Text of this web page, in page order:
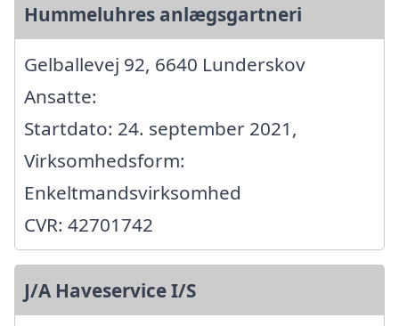
Hummeluhres anlægsgartneri
Gelballevej 92, 6640 Lunderskov
Ansatte:
Startdato: 24. september 2021,
Virksomhedsform:
Enkeltmandsvirksomhed
CVR: 42701742
J/A Haveservice I/S